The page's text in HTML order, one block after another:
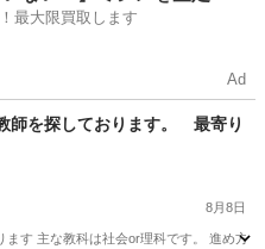
最大限買取します
Ad
師を探しております。 最寄り
8月8日
ます 主な教科は社会or理科です。 進め方